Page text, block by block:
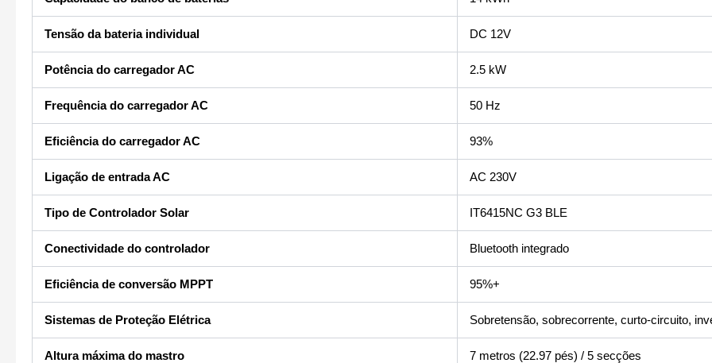
Tensão da bateria individual DC 12V
Potência do carregador AC 2.5 kW
Frequência do carregador AC 50 Hz
Eficiência do carregador AC 93%
Ligação de entrada AC AC 230V
Tipo de Controlador Solar IT6415NC G3 BLE
Conectividade do controlador Bluetooth integrado
Eficiência de conversão MPPT 95%+
Sistemas de Proteção Elétrica Sobretensão, sobrecorrente, curto-circuito,
Altura máxima do mastro 7 metros (22.97 pés) / 5 secções